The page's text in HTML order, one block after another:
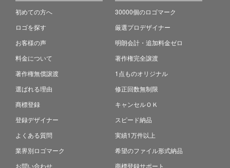
初めての方へ
ロゴを探す
お客様の声
料金について
著作権無償譲渡
選ばれる理由
商標登録
登録デザイナー
よくある質問
業界別ロゴマーク
お問い合わせ
30000個のロゴマーク
厳選プロデザイナー
明朗会計・追加料金ゼロ
著作権完全譲渡
1点ものオリジナル
修正回数無制限
キャンセルＯＫ
スピード納品
実績1万件以上
希望のファイル形式納品
商標登録サポート